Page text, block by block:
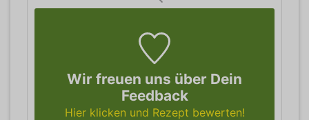
Wir freuen uns über Dein
Feedback
Hier klicken und Rezept bewerten!